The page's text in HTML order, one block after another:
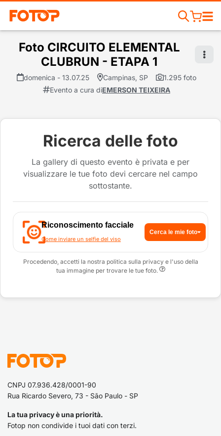
Foto CIRCUITO ELEMENTAL
CLUBRUN - ETAPA 1
domenica - 13.07.25 Campinas, SP
1.295 foto
Evento a cura diEMERSON TEIXEIRA
Ricerca delle foto
La gallery di questo evento è privata e per
visualizzare le tue foto devi cercare nel campo
sottostante.
Riconoscimento facciale
Come inviare un selfie del viso
Cerca le mie foto
Procedendo, accetti la nostra politica sulla privacy e l'uso della
tua immagine per trovare le tue foto.
CNPJ 07.936.428/0001-90
Rua Ricardo Severo, 73 - São Paulo - SP
La tua privacy è una priorità.
Fotop non condivide i tuoi dati con terzi.